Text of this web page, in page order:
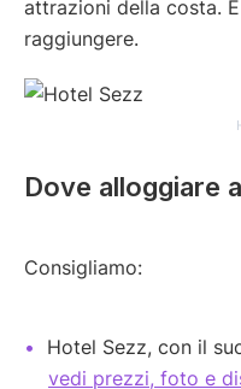
attrazioni della costa.
raggiungere.
Dove alloggiare
Consigliamo:
Hotel Sezz, con il
vedi prezzi, foto e